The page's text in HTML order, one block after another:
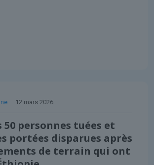
12 mars 2026
50 personnes tuées et
portées disparues après
de terrain qui ont